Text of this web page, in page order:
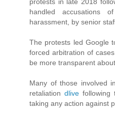
handled accusations
harassment, by senior
The protests led Google
forced arbitration of
be more transparent
Many of those involved
retaliationdlive following
taking any action against